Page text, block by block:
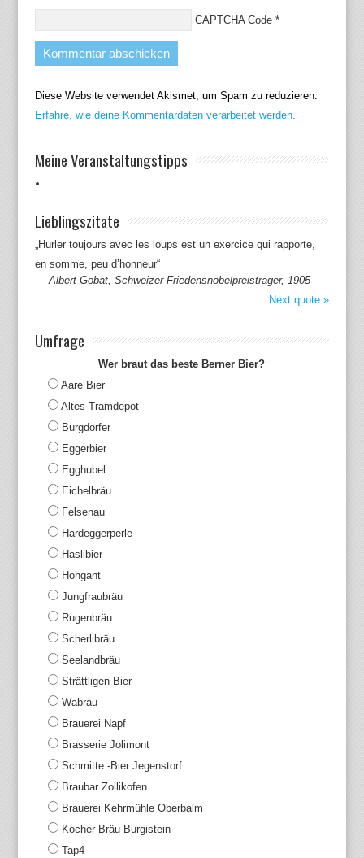
CAPTCHA Code*
Diese Website verwendet Akismet, um Spam zu reduzieren.
Erfahre, wie deine Kommentardaten verarbeitet werden.
Meine Veranstaltungstipps
Lieblingszitate
„Hurler toujours avec les loups est un exercice qui rapporte,
en somme, peu d’honneur“
—Albert Gobat, Schweizer Friedensnobelpreisträger, 1905
Next quote »
Umfrage
Wer braut das beste Berner Bier?
Aare Bier
Altes Tramdepot
Burgdorfer
Eggerbier
Egghubel
Eichelbräu
Felsenau
Hardeggerperle
Haslibier
Hohgant
Jungfraubräu
Rugenbräu
Scherlibräu
Seelandbräu
Strättligen Bier
Wabräu
Brauerei Napf
Brasserie Jolimont
Schmitte -Bier Jegenstorf
Braubar Zollikofen
Brauerei Kehrmühle Oberbalm
Kocher Bräu Burgistein
Tap4